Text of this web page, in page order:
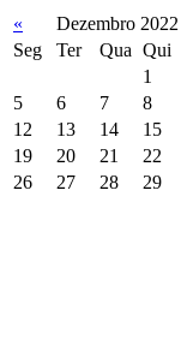
« Dezembro 2022
Seg
Ter Qua Qui
1
5
6 7 8
12
13 14 15
19
20 21 22
26
27 28 29